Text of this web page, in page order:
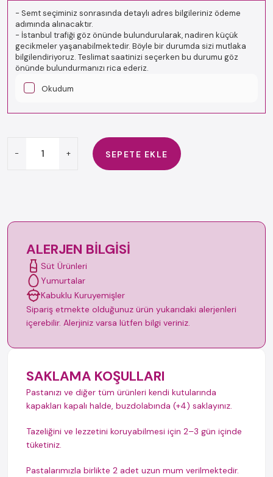
- Semt seçiminiz sonrasında detaylı adres bilgileriniz ödeme
adımında alınacaktır.
- İstanbul trafiği göz önünde bulundurularak, nadiren küçük
gecikmeler yaşanabilmektedir. Böyle bir durumda sizi mutlaka
bilgilendiriyoruz. Teslimat saatinizi seçerken bu durumu göz
önünde bulundurmanızı rica ederiz.
Okudum
- + SEPETE EKLE
ALERJEN BILGISI
Süt Ürünleri
Yumurtalar
Kabuklu Kuruyemişler
Sipariş etmekte olduğunuz ürün yukarıdaki alerjenleri
içerebilir. Alerjiniz varsa lütfen bilgi veriniz.
SAKLAMA KOŞULLARI
Pastanızı ve diğer tüm ürünleri kendi kutularında
kapakları kapalı halde, buzdolabında (+4) saklayınız.
Tazeliğini ve lezzetini koruyabilmesi için 2–3 gün içinde
tüketiniz.
Pastalarımızla birlikte 2 adet uzun mum verilmektedir.